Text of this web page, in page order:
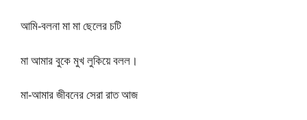
আমি-বলনা মা মা ছেলের চটি
মা আমার বুকে মুখ লুকিয়ে বলল।
মা-আমার জীবনের সেরা রাত আজ